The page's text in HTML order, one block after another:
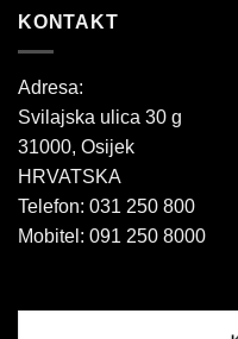
KONTAKT
Adresa:
Svilajska ulica 30 g
31000, Osijek
HRVATSKA
Telefon: 031 250 800
Mobitel: 091 250 8000